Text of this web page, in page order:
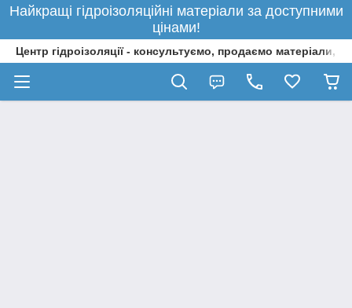
Найкращі гідроізоляційні матеріали за доступними
цінами!
Центр гідроізоляції - консультуємо, продаємо матеріали,